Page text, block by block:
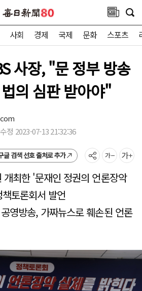
사회 경제 국제 문화 스포츠
사장, "문 정부 방송
의 심판 받아야"
정 2023-07-13 21:32:36
글 검색 선호 출처로 추가
개최한 '문재인 정권의 언론장악
토론회서 발언
영방송, 가짜뉴스로 훼손된 언론